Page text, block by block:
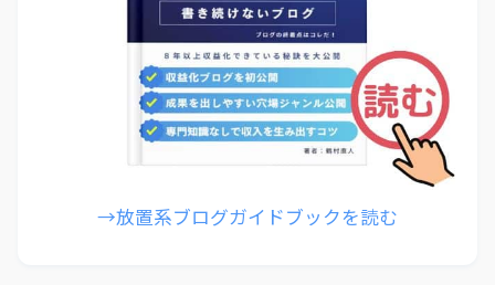
→放置系ブログガイドブックを読む